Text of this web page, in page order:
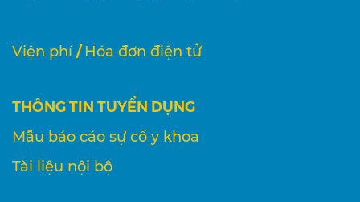
Viện phí / Hóa đơn điện tử
THÔNG TIN TUYỂN DỤNG
Mẫu báo cáo sự cố y khoa
Tài liệu nội bộ